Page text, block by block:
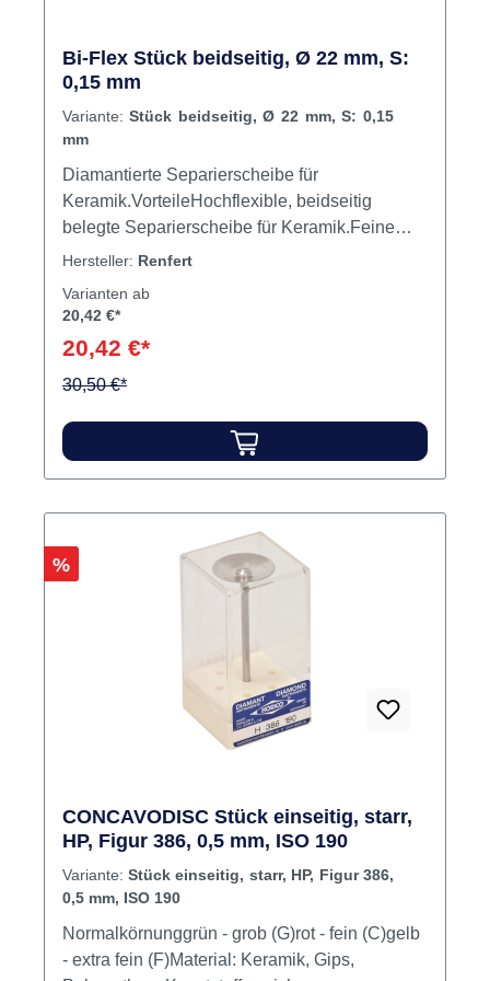
Bi-Flex Stück beidseitig, Ø 22 mm, S:
0,15 mm
Variante: Stück beidseitig, Ø 22 mm, S: 0,15
mm
Diamantierte Separierscheibe für
Keramik.VorteileHochflexible, beidseitig
belegte Separierscheibe für Keramik.Feine
Diamantbeschichtung für schonende
Hersteller: Renfert
Varianten ab
20,42 €*
20,42 €*
30,50 €*
Rabatt
%
CONCAVODISC Stück einseitig, starr,
HP, Figur 386, 0,5 mm, ISO 190
Variante: Stück einseitig, starr, HP, Figur 386,
0,5 mm, ISO 190
Normalkörnunggrün - grob (G)rot - fein (C)gelb
- extra fein (F)Material: Keramik, Gips,